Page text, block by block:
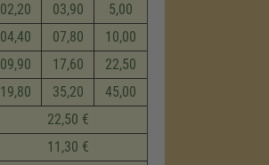
02,20 03,90
5,00
04,40 07,80
10,00
09,90 17,60
22,50
19,80 35,20
45,00
22,50 €
11,30 €